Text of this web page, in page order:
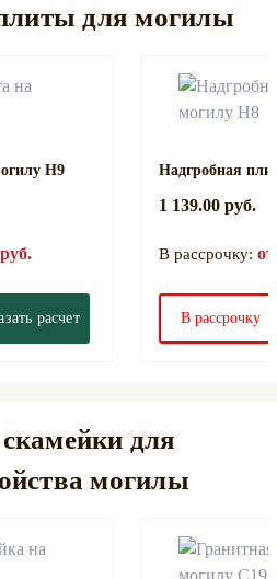
для могилы
Н9
расчет
Надгробная
1 139.00 руб.
В рассрочку:
В рассрочку
для
могилы